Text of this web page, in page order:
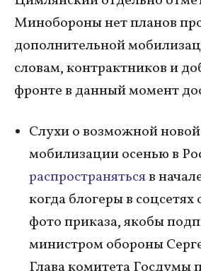
Минобороны нет планов
дополнительной
словам, контрактников и
фронте в данный момент
Слухи о возможной
мобилизации осенью в
распространятьсяв
когда блогеры в
фото приказа, якобы
министром обороны